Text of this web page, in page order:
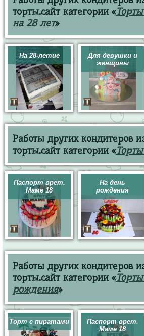
торты.сайт категории «
на 28 лет»
На 28-летие
Для девушки и
женщины
Работы других кондитеров
торты.сайт категории «
Паспорт врет.
Маме 18
На день
рождения
Работы других кондитеров
торты.сайт категории «
рождения»
Торт с пиратами
Паспорт врет.
Маме 18